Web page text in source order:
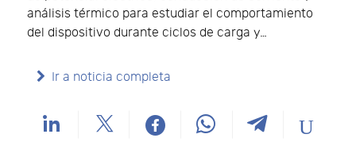
análisis térmico para estudiar el comportamiento
del dispositivo durante ciclos de carga y…
Ir a noticia completa